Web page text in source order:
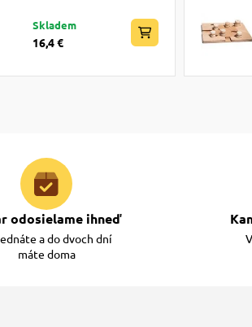
Skladem
16,4 €
odosielame ihneď
a do dvoch dní
máte doma